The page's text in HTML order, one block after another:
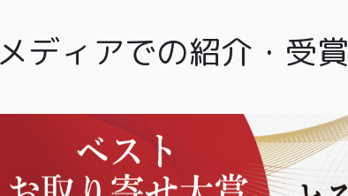
TOP
メディアでの紹介・受賞